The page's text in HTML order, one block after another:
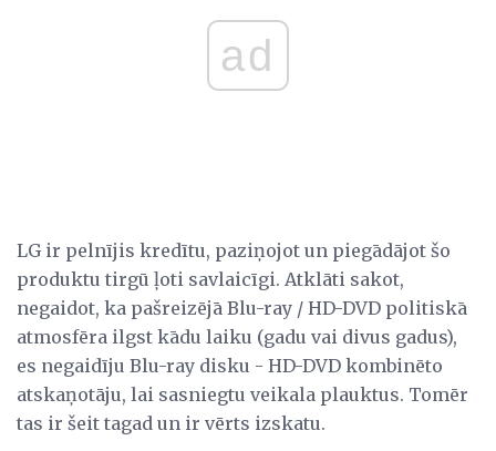
ad
LG ir pelnījis kredītu, paziņojot un piegādājot šo
produktu tirgū ļoti savlaicīgi. Atklāti sakot,
negaidot, ka pašreizējā Blu-ray / HD-DVD politiskā
atmosfēra ilgst kādu laiku (gadu vai divus gadus),
es negaidīju Blu-ray disku - HD-DVD kombinēto
atskaņotāju, lai sasniegtu veikala plauktus. Tomēr
tas ir šeit tagad un ir vērts izskatu.